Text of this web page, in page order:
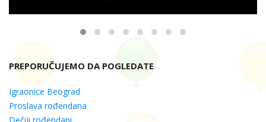
PREPORUČUJEMO DA POGLEDATE
Igraonice Beograd
Proslava rođendana